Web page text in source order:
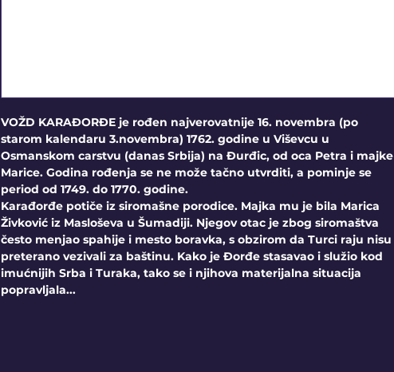
VOŽD KARAĐORĐE je rođen najverovatnije 16. novembra (po
starom kalendaru 3.novembra) 1762. godine u Viševcu u
Osmanskom carstvu (danas Srbija) na Đurđic, od oca Petra i majke
Marice. Godina rođenja se ne može tačno utvrditi, a pominje se
period od 1749. do 1770. godine.
Karađorđe potiče iz siromašne porodice. Majka mu je bila Marica
Živković iz Masloševa u Šumadiji. Njegov otac je zbog siromaštva
često menjao spahije i mesto boravka, s obzirom da Turci raju nisu
preterano vezivali za baštinu. Kako je Đorđe stasavao i služio kod
imućnijih Srba i Turaka, tako se i njihova materijalna situacija
popravljala...